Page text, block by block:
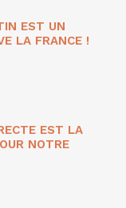
EST UN
LA FRANCE !
EST LA
NOTRE